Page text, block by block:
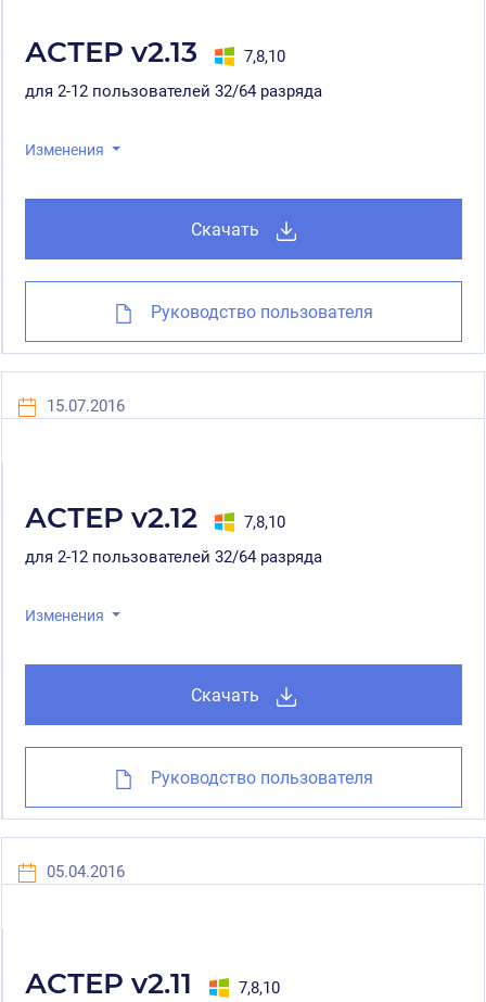
АСТЕР v2.13
7,8,10
для 2-12 пользователей 32/64 разряда
Изменения
Скачать
Руководство пользователя
15.07.2016
АСТЕР v2.12
7,8,10
для 2-12 пользователей 32/64 разряда
Изменения
Скачать
Руководство пользователя
05.04.2016
АСТЕР v2.11
7,8,10